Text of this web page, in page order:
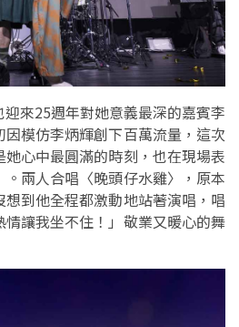
來25週年對她意義最深的嘉賓李
模仿李炳輝創下百萬流量，這次
心中最圓滿的時刻，也在現場表
兩人合唱〈晚頭仔水雞〉，原本
到他全程都激動地站著演唱，唱
讓我坐不住！」敬業又暖心的舞